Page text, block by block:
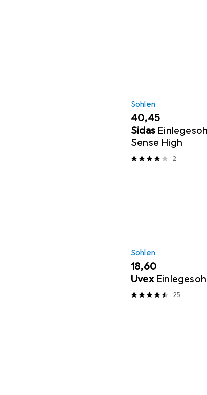
Sohlen
EUR
40,45
Sidas
Sense High
2
Sohlen
EUR
18,60
Uvex
25